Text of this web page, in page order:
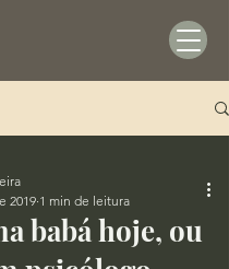
babá hoje, ou
2019 1 min de leitura